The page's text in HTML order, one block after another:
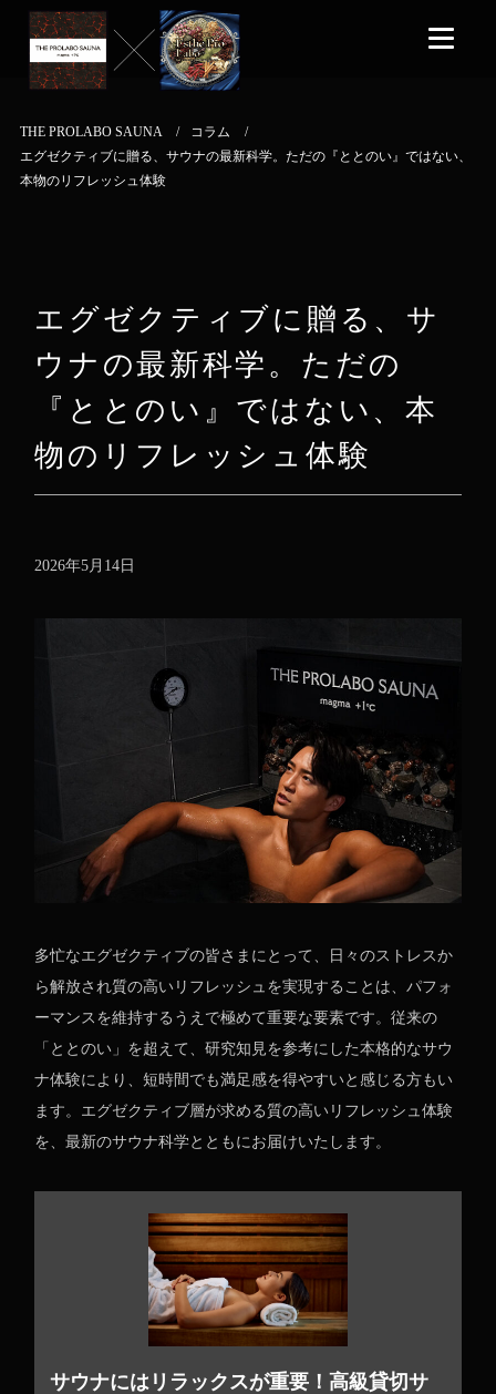
THE PROLABO SAUNA
コラム
エグゼクティブに贈る、サウナの最新科学。ただの『ととのい』ではない、
本物のリフレッシュ体験
エグゼクティブに贈る、サ
ウナの最新科学。ただの
『ととのい』ではない、本
物のリフレッシュ体験
2026年5月14日
多忙なエグゼクティブの皆さまにとって、日々のストレスか
ら解放され質の高いリフレッシュを実現することは、パフォ
ーマンスを維持するうえで極めて重要な要素です。従来の
「ととのい」を超えて、研究知見を参考にした本格的なサウ
ナ体験により、短時間でも満足感を得やすいと感じる方もい
ます。エグゼクティブ層が求める質の高いリフレッシュ体験
を、最新のサウナ科学とともにお届けいたします。
サウナにはリラックスが重要！高級貸切サ